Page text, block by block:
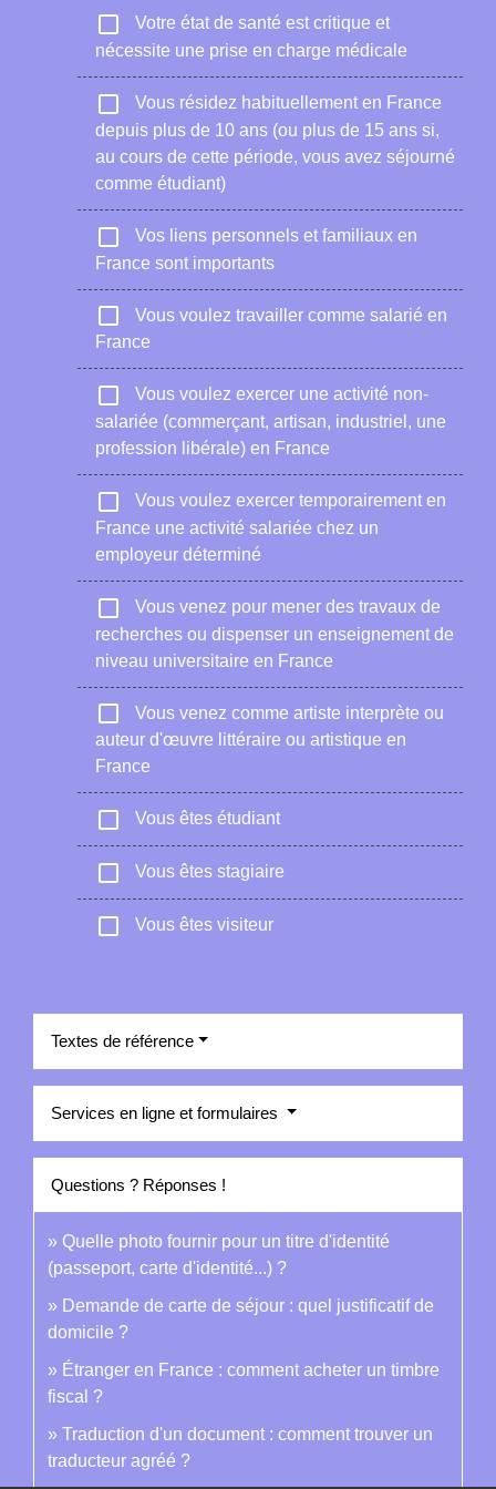
check_box_outline_blank
Votre état de santé est critique et
nécessite une prise en charge médicale
check_box_outline_blank
Vous résidez habituellement en France
depuis plus de 10 ans (ou plus de 15 ans si,
au cours de cette période, vous avez séjourné
comme étudiant)
check_box_outline_blank
Vos liens personnels et familiaux en
France sont importants
check_box_outline_blank
Vous voulez travailler comme salarié en
France
check_box_outline_blank
Vous voulez exercer une activité non-
salariée (commerçant, artisan, industriel, une
profession libérale) en France
check_box_outline_blank
Vous voulez exercer temporairement en
France une activité salariée chez un
employeur déterminé
check_box_outline_blank
Vous venez pour mener des travaux de
recherches ou dispenser un enseignement de
niveau universitaire en France
check_box_outline_blank
Vous venez comme artiste interprète ou
auteur d'œuvre littéraire ou artistique en
France
check_box_outline_blank Vous êtes étudiant
check_box_outline_blank Vous êtes stagiaire
check_box_outline_blank Vous êtes visiteur
Textes de référence
Services en ligne et formulaires
Questions ? Réponses !
Quelle photo fournir pour un titre d'identité
(passeport, carte d'identité...) ?
Demande de carte de séjour : quel justificatif de
domicile ?
Étranger en France : comment acheter un timbre
fiscal ?
Traduction d'un document : comment trouver un
traducteur agréé ?